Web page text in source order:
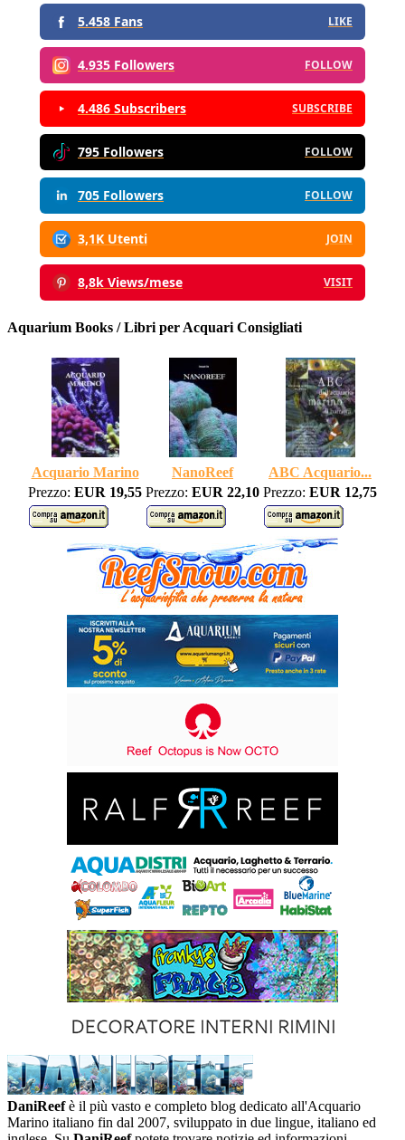
5.458 Fans LIKE
4.935 Followers FOLLOW
4.486 Subscribers SUBSCRIBE
795 Followers FOLLOW
705 Followers FOLLOW
3,1K Utenti JOIN
8,8k Views/mese VISIT
Aquarium Books / Libri per Acquari Consigliati
Acquario Marino NanoReef
ABC Acquario...
Prezzo: EUR 19,55 Prezzo: EUR 22,10 Prezzo: EUR 12,75
DaniReefè il più vasto e completo blog dedicato all'Acquario
Marino italiano fin dal 2007, sviluppato in due lingue, italiano ed